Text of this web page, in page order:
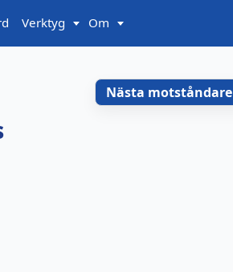
Verktyg Om
Nästa motståndare